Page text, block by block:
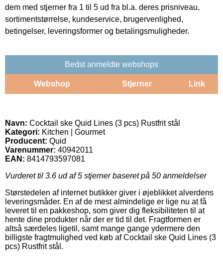
dem med stjerner fra 1 til 5 ud fra bl.a. deres prisniveau,
sortimentstørrelse, kundeservice, brugervenlighed,
betingelser, leveringsformer og betalingsmuligheder.
Bedst anmeldte webshops
Webshop Stjerner Link
Navn: Cocktail ske Quid Lines (3 pcs) Rustfrit stål
Kategori: Kitchen | Gourmet
Producent: Quid
Varenummer: 40942011
EAN: 8414793597081
Vurderet til 3.6 ud af 5 stjerner baseret på 50 anmeldelser
Størstedelen af internet butikker giver i øjeblikket alverdens
leveringsmåder. En af de mest almindelige er lige nu at få
leveret til en pakkeshop, som giver dig fleksibiliteten til at
hente dine produkter når der er tid til det. Fragtformen er
altså særdeles ligetil, samt mange gange ydermere den
billigste fragtmulighed ved køb af Cocktail ske Quid Lines (3
pcs) Rustfrit stål.